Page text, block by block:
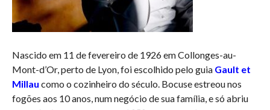
Nascido em 11 de fevereiro de 1926 em Collonges-au-
Mont-d’Or, perto de Lyon, foi escolhido pelo guia Gault et
Millau como o cozinheiro do século. Bocuse estreou nos
fogões aos 10 anos, num negócio de sua família, e só abriu